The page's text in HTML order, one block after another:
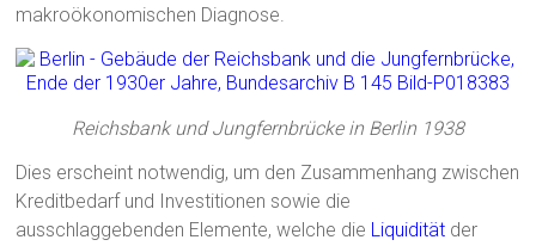
makroökonomischen Diagnose.
Reichsbank und Jungfernbrücke in Berlin 1938
Dies erscheint notwendig, um den Zusammenhang zwischen
Kreditbedarf und Investitionen sowie die
ausschlaggebenden Elemente, welche die Liquidität der